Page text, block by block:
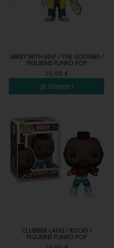
MIKEY WITH MAP / THE GOONIES /
FIGURINE FUNKO POP
16,90 €
Je craque !
CLUBBER LANG / ROCKY /
FIGURINE FUNKO POP